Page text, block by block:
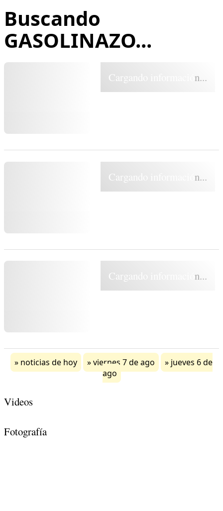
Buscando
GASOLINAZO...
Cargando información...
Cargando información...
Cargando información...
noticias de hoy viernes 7 de ago
jueves 6 de
ago
Videos
Fotografía